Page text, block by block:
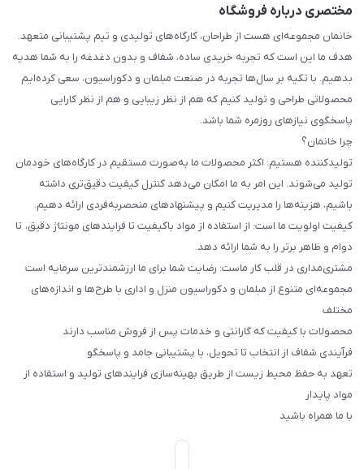
مختصری درباره فروشگاه
خانمان مجموعه‌ای هست از طراحان، کارگاه‌های تولیدی و تیم پشتیبانی متعهد.
هدف ما این است که تجربه خریدی ساده، شفاف و بدون دغدغه را به شما هدیه
بدهیم. با تکیه بر سال‌ها تجربه در صنعت مبلمان و دکوراسیون، سعی کرده‌ایم
محصولاتی طراحی و تولید کنیم که هم از نظر زیبایی و هم از نظر کارایی
پاسخگوی نیازهای روزمره شما باشد.
چرا خانمان؟
تولیدکننده هستیم: اکثر محصولات ما به‌صورت مستقیم در کارگاه‌های خودمان
تولید می‌شوند. این امر به ما امکان می‌دهد کنترل کیفیت دقیق‌تری داشته
باشیم، هزینه‌ها را مدیریت کنیم و پیشنهادهای منحصربه‌فردی ارائه دهیم.
کیفیت اولویت ما است: از استفاده از مواد باکیفیت تا فرایندهای مونتاژ دقیق، تا
دوام و ظاهر برتر را به شما ارائه دهد.
مشتری‌مداری در قلب کار ماست: رضایت شما برای ما ارزشمندترین سرمایه است
مجموعه‌ای متنوع از مبلمان و دکوراسیون منزل و اداری با طرح‌ها و اندازه‌های
مختلف
محصولات با کیفیت که گارانتی و خدمات پس از فروش مناسب دارند
فرآیندی شفاف از انتخاب تا تحویل، با پشتیبانی جامد و پاسخگو
تعهد به حفظ محیط زیست از طریق بهینه‌سازی فرایندهای تولید و استفاده از
مواد پایدار
با ما همراه باشید